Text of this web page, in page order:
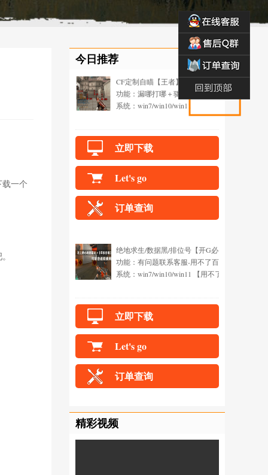
一个
今日推荐
CF定制自瞄【王者】镇店之宝！
功能：漏哪打哪＋驱动自瞄+强锁不抖+一键锁
系统：win7/win10/win11
立即下载
Let's go
订单查询
绝地求生/数据黑/排位号【开G必备】
功能：有问题联系客服-用不了百分百换
系统：win7/win10/win11 【用不了包换】
立即下载
Let's go
订单查询
精彩视频